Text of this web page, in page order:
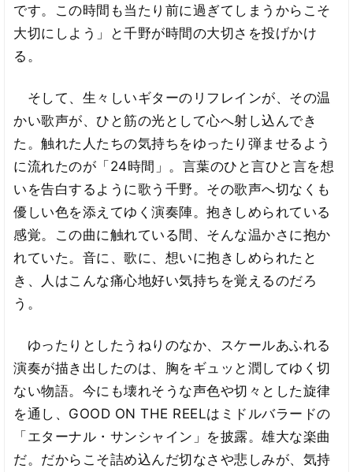
です。この時間も当たり前に過ぎてしまうからこそ
大切にしよう」と千野が時間の大切さを投げかけ
る。
そして、生々しいギターのリフレインが、その温
かい歌声が、ひと筋の光として心へ射し込んでき
た。触れた人たちの気持ちをゆったり弾ませるよう
に流れたのが「24時間」。言葉のひと言ひと言を想
いを告白するように歌う千野。その歌声へ切なくも
優しい色を添えてゆく演奏陣。抱きしめられている
感覚。この曲に触れている間、そんな温かさに抱か
れていた。音に、歌に、想いに抱きしめられたと
き、人はこんな痛心地好い気持ちを覚えるのだろ
う。
ゆったりとしたうねりのなか、スケールあふれる
演奏が描き出したのは、胸をギュッと潤してゆく切
ない物語。今にも壊れそうな声色や切々とした旋律
を通し、GOOD ON THE REELはミドルバラードの
「エターナル・サンシャイン」を披露。雄大な楽曲
だ。だからこそ詰め込んだ切なさや悲しみが、気持